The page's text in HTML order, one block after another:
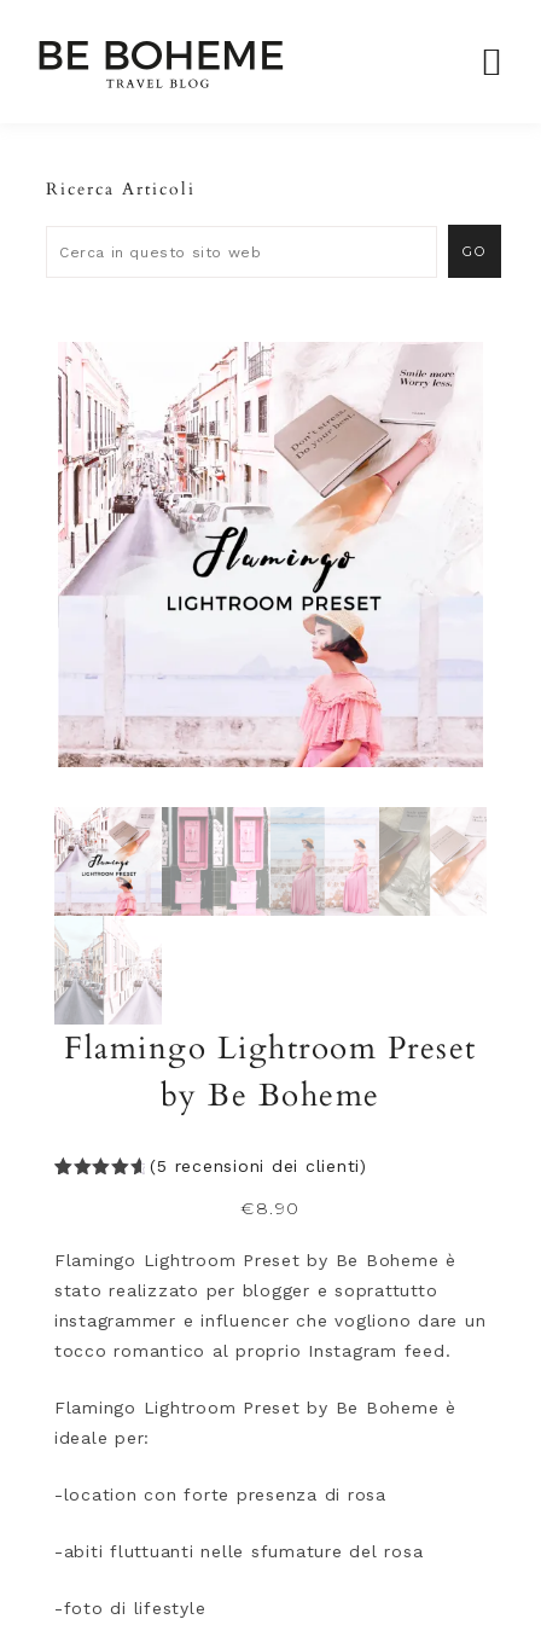
Ricerca Articoli
Flamingo Lightroom Preset
by Be Boheme
recension
(5 recensioni dei clienti)
€8.90
Flamingo Lightroom Preset by Be Boheme è
stato realizzato per blogger e soprattutto
instagrammer e influencer che vogliono dare un
tocco romantico al proprio Instagram feed.
Flamingo Lightroom Preset by Be Boheme è
ideale per:
-location con forte presenza di rosa
-abiti fluttuanti nelle sfumature del rosa
-foto di lifestyle